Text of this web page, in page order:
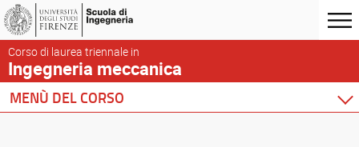
Corso di laurea triennale in
Ingegneria meccanica
MENÙ DEL CORSO